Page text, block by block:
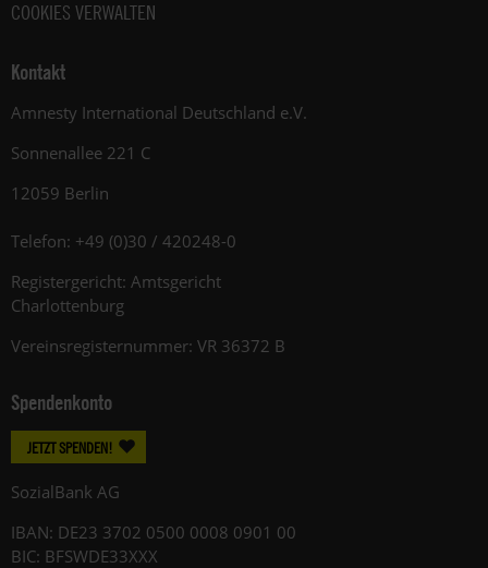
COOKIES VERWALTEN
Kontakt
Amnesty International Deutschland e.V.
Sonnenallee 221 C
12059 Berlin
Telefon: +49 (0)30 / 420248-0
Registergericht: Amtsgericht
Charlottenburg
Vereinsregisternummer: VR 36372 B
Spendenkonto
JETZT SPENDEN!
SozialBank AG
IBAN: DE23 3702 0500 0008 0901 00
BIC: BFSWDE33XXX